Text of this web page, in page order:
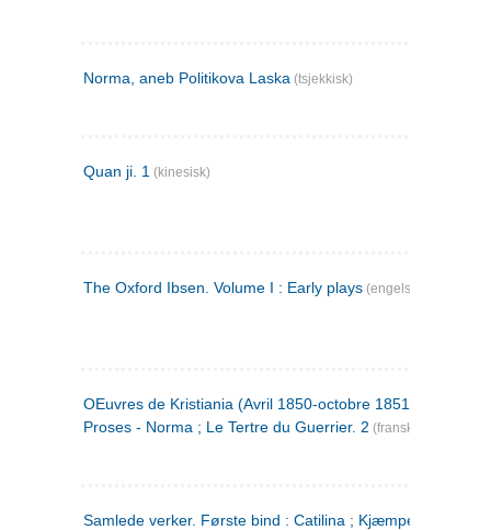
Norma, aneb Politikova Laska (tsjekkisk)
Quan ji. 1 (kinesisk)
The Oxford Ibsen. Volume I : Early plays (engelsk)
OEuvres de Kristiania (Avril 1850-octobre 1851) : Poèmes
Proses - Norma ; Le Tertre du Guerrier. 2 (fransk)
Samlede verker. Første bind : Catilina ; Kjæmpehøien ;